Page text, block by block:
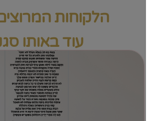
הלקוחות
עוד באותו